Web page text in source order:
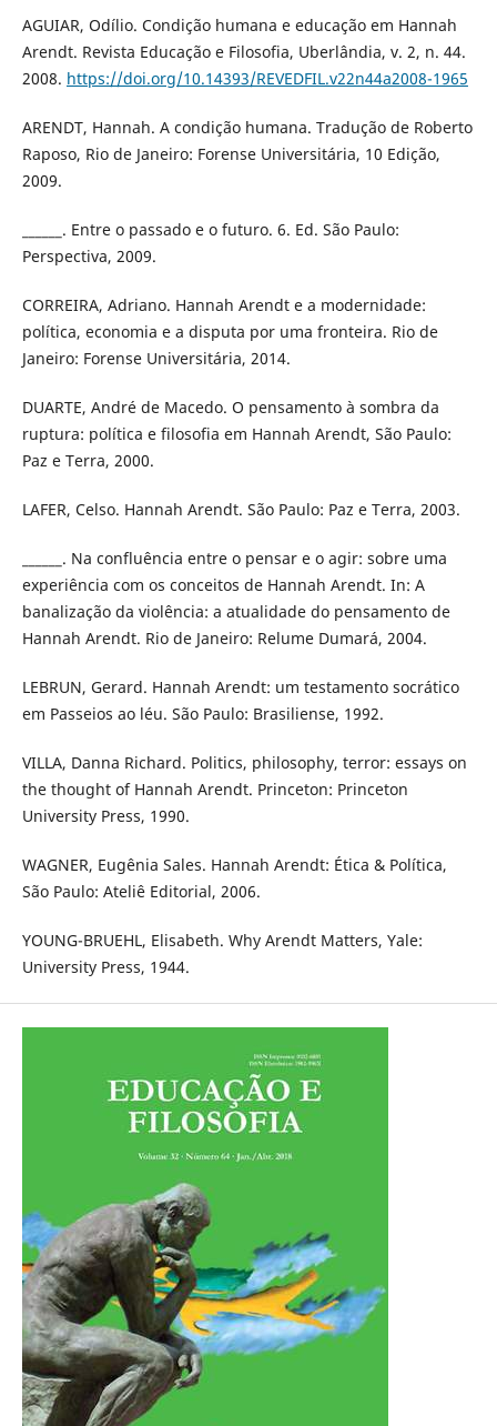
AGUIAR, Odílio. Condição humana e educação em Hannah
Arendt. Revista Educação e Filosofia, Uberlândia, v. 2, n. 44.
2008. https://doi.org/10.14393/REVEDFIL.v22n44a2008-1965
ARENDT, Hannah. A condição humana. Tradução de Roberto
Raposo, Rio de Janeiro: Forense Universitária, 10 Edição,
2009.
______. Entre o passado e o futuro. 6. Ed. São Paulo:
Perspectiva, 2009.
CORREIRA, Adriano. Hannah Arendt e a modernidade:
política, economia e a disputa por uma fronteira. Rio de
Janeiro: Forense Universitária, 2014.
DUARTE, André de Macedo. O pensamento à sombra da
ruptura: política e filosofia em Hannah Arendt, São Paulo:
Paz e Terra, 2000.
LAFER, Celso. Hannah Arendt. São Paulo: Paz e Terra, 2003.
______. Na confluência entre o pensar e o agir: sobre uma
experiência com os conceitos de Hannah Arendt. In: A
banalização da violência: a atualidade do pensamento de
Hannah Arendt. Rio de Janeiro: Relume Dumará, 2004.
LEBRUN, Gerard. Hannah Arendt: um testamento socrático
em Passeios ao léu. São Paulo: Brasiliense, 1992.
VILLA, Danna Richard. Politics, philosophy, terror: essays on
the thought of Hannah Arendt. Princeton: Princeton
University Press, 1990.
WAGNER, Eugênia Sales. Hannah Arendt: Ética & Política,
São Paulo: Ateliê Editorial, 2006.
YOUNG-BRUEHL, Elisabeth. Why Arendt Matters, Yale:
University Press, 1944.